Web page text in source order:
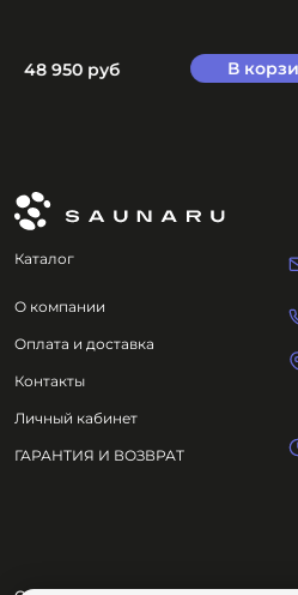
48 950 руб В
Каталог
О компании
Оплата и доставка
Контакты
Личный кабинет
ГАРАНТИЯ И ВОЗВРАТ